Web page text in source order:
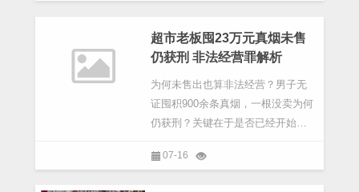
免因温差过大引起的心血管应激反
应，并且能显著降低能耗
超市老板囤23万元真烟未售
仍获刑 非法经营罪解析
为何未售出也算非法经营？男子无
证囤积900余条真烟，一根没卖为何
仍获刑？关键在于是否已经开始经
是真品，一条都没卖出去，也没有
07-16